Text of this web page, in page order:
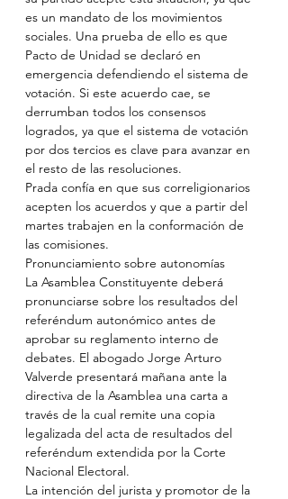
es un mandato de los movimientos
sociales. Una prueba de ello es que
Pacto de Unidad se declaró en
emergencia defendiendo el sistema de
votación. Si este acuerdo cae, se
derrumban todos los consensos
logrados, ya que el sistema de votación
por dos tercios es clave para avanzar en
el resto de las resoluciones.
Prada confía en que sus correligionarios
acepten los acuerdos y que a partir del
martes trabajen en la conformación de
las comisiones.
Pronunciamiento sobre autonomías
La Asamblea Constituyente deberá
pronunciarse sobre los resultados del
referéndum autonómico antes de
aprobar su reglamento interno de
debates. El abogado Jorge Arturo
Valverde presentará mañana ante la
directiva de la Asamblea una carta a
través de la cual remite una copia
legalizada del acta de resultados del
referéndum extendida por la Corte
Nacional Electoral.
La intención del jurista y promotor de la